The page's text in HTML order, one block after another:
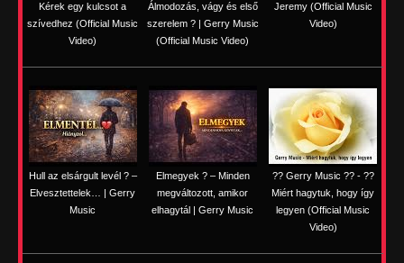
Kérek egy kulcsot a
szívedhez (Official Music
Video)
Álmodozás, vágy és első
szerelem ? | Gerry Music
(Official Music Video)
Jeremy (Official Music
Video)
Hull az elsárgult levél ? –
Elvesztettelek… | Gerry
Music
Elmegyek ? – Minden
megváltozott, amikor
elhagytál | Gerry Music
?? Gerry Music ?? - ??
Miért hagytuk, hogy így
legyen (Official Music
Video)